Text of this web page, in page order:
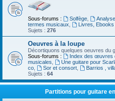
Sous-forums : Solfège,
termes musicaux
Livres,
Sujets : 276
Oeuvres à la loupe
Décortiquons quelques oeuvres du
Sous-forums :
Index des œuvres
musicales
Une guitare pour
co
Sor et consort, Barrios ,
Sujets : 64
Partitions pour guitare